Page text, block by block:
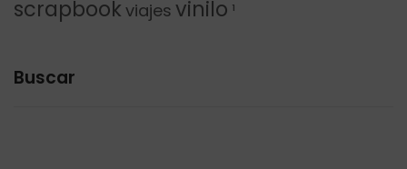
scrapbook viajes vinilo ¹
Buscar